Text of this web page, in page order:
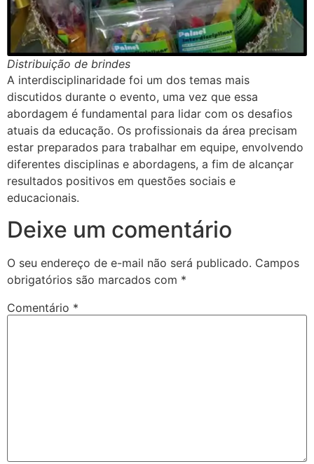
Distribuição de brindes
A interdisciplinaridade foi um dos temas mais
discutidos durante o evento, uma vez que essa
abordagem é fundamental para lidar com os desafios
atuais da educação. Os profissionais da área precisam
estar preparados para trabalhar em equipe, envolvendo
diferentes disciplinas e abordagens, a fim de alcançar
resultados positivos em questões sociais e
educacionais.
Deixe um comentário
O seu endereço de e-mail não será publicado. Campos
obrigatórios são marcados com *
Comentário *